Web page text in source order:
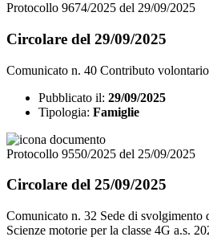
Protocollo 9674/2025 del 29/09/2025
Circolare del 29/09/2025
Comunicato n. 40 Contributo
Pubblicato il: 29/09/2025
Tipologia: Famiglie
Protocollo 9550/2025 del 25/09/2025
Circolare del 25/09/2025
Comunicato n. 32 Sede di svolgimento
Scienze motorie per la classe 4G a.s.